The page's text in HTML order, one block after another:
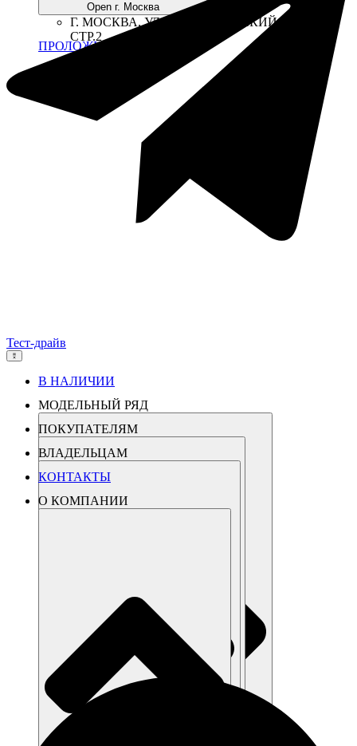
Open г. Москва
Г. МОСКВА, УЛ. ВОЛГОГРАДСКИЙ ПР-Т., 41,
СТР.2
ПРОЛОЖИТЬ МАРШРУТ
Тест-драйв
В НАЛИЧИИ
МОДЕЛЬНЫЙ РЯД
ПОКУПАТЕЛЯМ
ВЛАДЕЛЬЦАМ
КОНТАКТЫ
О КОМПАНИИ